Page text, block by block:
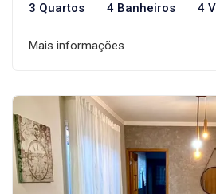
3 Quartos 4 Banheiros 4
Mais informações